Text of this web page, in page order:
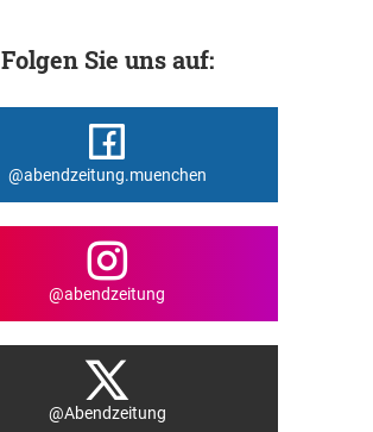
Folgen Sie uns auf:
@abendzeitung.muenchen
@abendzeitung
@Abendzeitung